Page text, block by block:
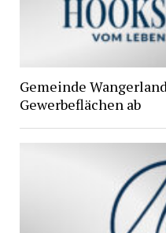
Gemeinde
Gewerbeflächen ab